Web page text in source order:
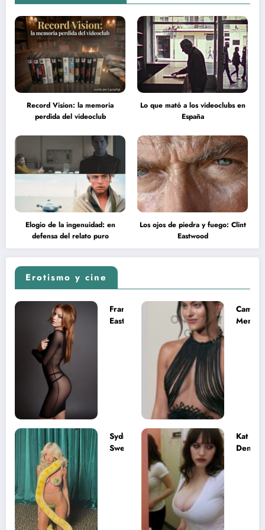
Record Vision: la memoria
perdida del videoclub
Lo que mató a los videoclubs en
España
Elogio de la ingenuidad: en
defensa del relato puro
Los ojos de piedra y fuego: Clint
Eastwood
Erotismo y cine
Francesca
Eastwood y
Camila
Mendes
Sydney
Sweeney
adolescente
Kat